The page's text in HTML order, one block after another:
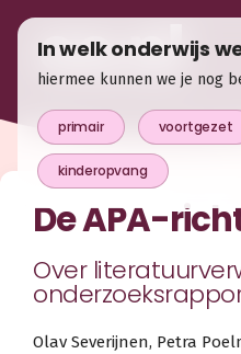
De APA-
Over
Olav Severijnen, Petra
In welk onderwijs
hiermee kunnen we je nog
primair voortgezet
kinderopvang